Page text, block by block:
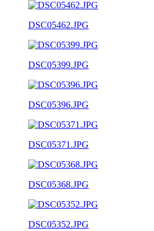
DSC05462.JPG
DSC05399.JPG
DSC05396.JPG
DSC05371.JPG
DSC05368.JPG
DSC05352.JPG